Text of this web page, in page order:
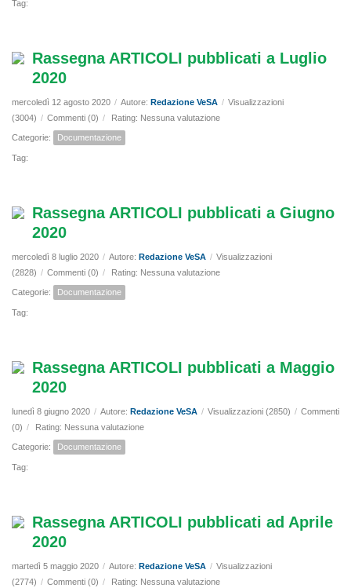
Tag:
Rassegna ARTICOLI pubblicati a Luglio
2020
mercoledì 12 agosto 2020 / Autore: Redazione VeSA / Visualizzazioni
(3004) / Commenti (0) / Rating: Nessuna valutazione
Categorie: Documentazione
Tag:
Rassegna ARTICOLI pubblicati a Giugno
2020
mercoledì 8 luglio 2020 / Autore: Redazione VeSA / Visualizzazioni
(2828) / Commenti (0) / Rating: Nessuna valutazione
Categorie: Documentazione
Tag:
Rassegna ARTICOLI pubblicati a Maggio
2020
lunedì 8 giugno 2020 / Autore: Redazione VeSA / Visualizzazioni (2850) / Commenti
(0) / Rating: Nessuna valutazione
Categorie: Documentazione
Tag:
Rassegna ARTICOLI pubblicati ad Aprile
2020
martedì 5 maggio 2020 / Autore: Redazione VeSA / Visualizzazioni
(2774) / Commenti (0) / Rating: Nessuna valutazione